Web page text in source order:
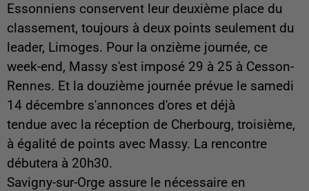
Essonniens conservent leur deuxième place du
classement, toujours à deux points seulement du
leader, Limoges. Pour la onzième journée, ce
week-end, Massy s'est imposé 29 à 25 à Cesson-
Rennes. Et la douzième journée prévue le samedi
14 décembre s'annonces d'ores et déjà
tendue avec la réception de Cherbourg, troisième,
à égalité de points avec Massy. La rencontre
débutera à 20h30.
Savigny-sur-Orge assure le nécessaire en